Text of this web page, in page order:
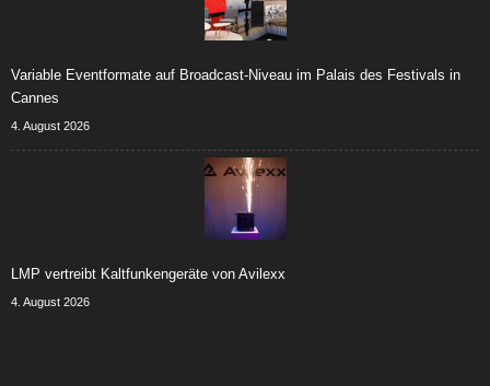
Variable Eventformate auf Broadcast-Niveau im Palais des Festivals in
Cannes
4. August 2026
LMP vertreibt Kaltfunkengeräte von Avilexx
4. August 2026